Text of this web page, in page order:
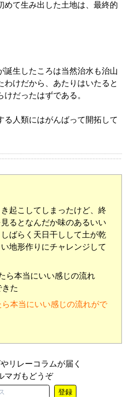
めて生み出した土地は、最終的
誕生したころは当然治水も治山
わけだから、あたりはいたると
だったはずである。
る人類にはがんばって開拓して
起こしてしまったけど、終
るとなんだか味のあるいい
ばらく天日干しして土が乾
地形作りにチャレンジして
本当にいい感じの流れがで
リレーコラムが届く
マガもどうぞ
登録